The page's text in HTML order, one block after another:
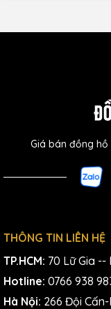
Giá bán đồng
THÔNG TIN LIÊN HỆ
TP.HCM: 70 Lữ Gia --
Hotline: 0766 938
Hà Nội: 266 Đội